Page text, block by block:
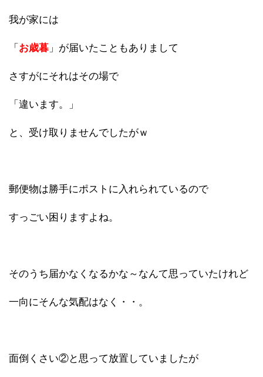
我が家には
「 お歳暮 」が届いたこともありまして
さすがにそれはその場で
「違います。」
と、受け取りませんでしたがｗ
郵便物は勝手にポストに入れられているので
すっごい困りますよね。
そのうち届かなくなるかな～なんて思っていたけれど
一向にそんな気配はなく・・。
面倒くさい②と思って放置していましたが